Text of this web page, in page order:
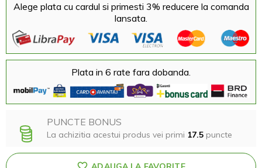
Alege plata cu cardul si primesti 3% reducere la comanda
lansata.
Plata in 6 rate fara dobanda.
PUNCTE BONUS
La achizitia acestui produs vei primi 17.5 puncte